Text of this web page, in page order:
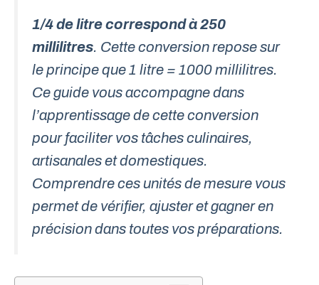
1/4 de litre correspond à 250
millilitres. Cette conversion repose sur
le principe que 1 litre = 1000 millilitres.
Ce guide vous accompagne dans
l’apprentissage de cette conversion
pour faciliter vos tâches culinaires,
artisanales et domestiques.
Comprendre ces unités de mesure vous
permet de vérifier, ajuster et gagner en
précision dans toutes vos préparations.